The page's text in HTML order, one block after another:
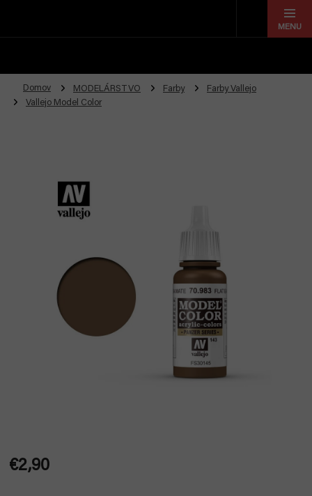
Domov MODELÁRSTVO Farby
Farby Vallejo
Vallejo Model Color
€2,90